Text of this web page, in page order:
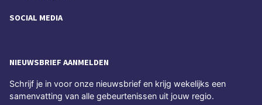
SOCIAL MEDIA
NIEUWSBRIEF AANMELDEN
Schrijf je in voor onze nieuwsbrief en krijg wekelijks een
samenvatting van alle gebeurtenissen uit jouw regio.